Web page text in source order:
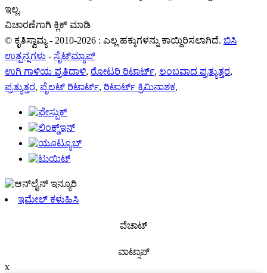
ಇಲ್ಲ.
ವಿಚಾರಣೆಗಾಗಿ ಕ್ಲಿಕ್ ಮಾಡಿ
© ಕೃತಿಸ್ವಾಮ್ಯ - 2010-2026 : ಎಲ್ಲ ಹಕ್ಕುಗಳನ್ನು ಕಾಯ್ದಿರಿಸಲಾಗಿದೆ. ಬಿಸಿ
ಉತ್ಪನ್ನಗಳು - ಸೈಟ್‌ಮ್ಯಾಪ್
ಉಗಿ ಗಾಳಿಯ ಪ್ರತಿದಾಳಿ, ರೋಟರಿ ರಿಟಾರ್ಟ್, ಲಂಬವಾದ ಪ್ರತ್ಯುತ್ತರ,
ಪ್ರತ್ಯುತ್ತರ, ಪೈಲಟ್ ರಿಟಾರ್ಟ್, ರಿಟಾರ್ಟ್ ಕ್ರಿಮಿನಾಶಕ,
ಇಮೇಲ್ ಕಳುಹಿಸಿ
ವೆಚಾಟ್
ವಾಟ್ಸಾಪ್
x